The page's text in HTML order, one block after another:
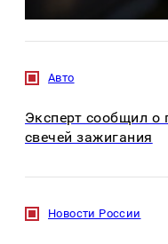
Авто
Эксперт сообщил о
свечей зажигания
Новости России